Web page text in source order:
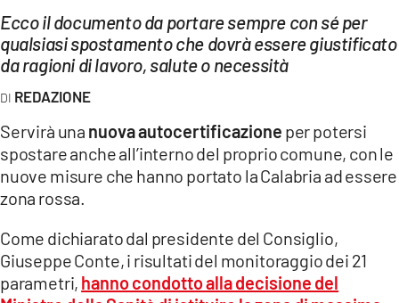
LAC NETWORK
LAC ONAIR
LaC
Network
LACPLAY.IT
LACTV.IT
LACONAIR.IT
LACITYMAG.IT
Ecco il documento da portare sempre con sé per
qualsiasi spostamento che dovrà essere giustificato
da ragioni di lavoro, salute o necessità
REDAZIONE
Servirà una nuova autocertificazione per potersi
spostare anche all’interno del proprio comune, con le
nuove misure che hanno portato la Calabria ad essere
zona rossa.
Come dichiarato dal presidente del Consiglio,
Giuseppe Conte, i risultati del monitoraggio dei 21
parametri, hanno condotto alla decisione del